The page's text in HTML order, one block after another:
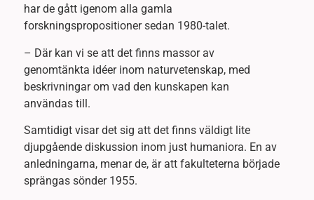
har de gått igenom alla gamla
forskningspropositioner sedan 1980-talet.
– Där kan vi se att det finns massor av
genomtänkta idéer inom naturvetenskap, med
beskrivningar om vad den kunskapen kan
användas till.
Samtidigt visar det sig att det finns väldigt lite
djupgående diskussion inom just humaniora. En av
anledningarna, menar de, är att fakulteterna började
sprängas sönder 1955.